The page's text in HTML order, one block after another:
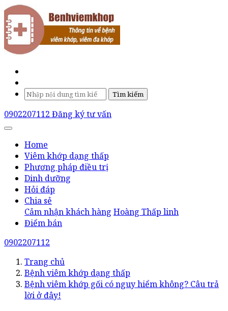
Tìm kiếm
0902207112 Đăng ký tư vấn
Home
Viêm khớp dạng thấp
Phương pháp điều trị
Dinh dưỡng
Hỏi đáp
Chia sẻ
Cảm nhận khách hàng Hoàng Thấp linh
Điểm bán
0902207112
Trang chủ
Bệnh viêm khớp dạng thấp
Bệnh viêm khớp gối có nguy hiểm không? Câu trả
lời ở đây!